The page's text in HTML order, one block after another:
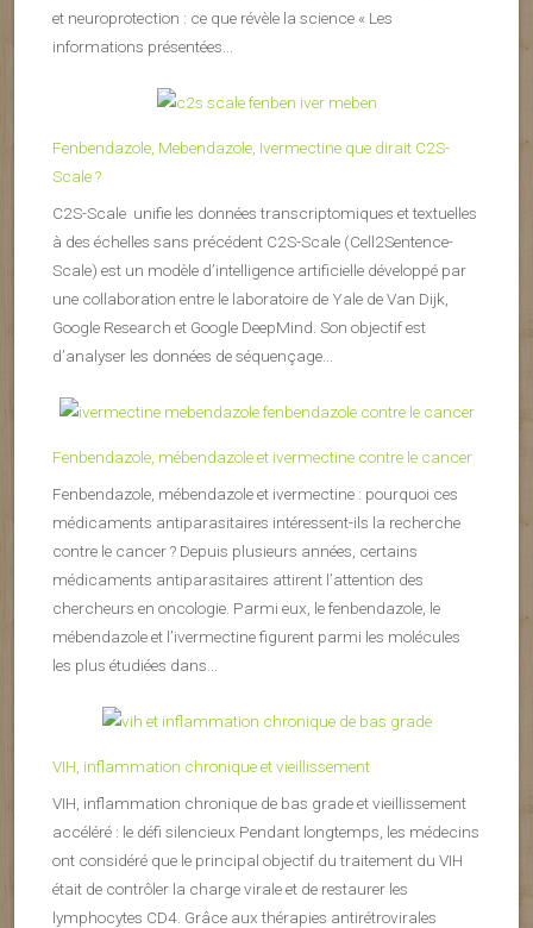
et neuroprotection : ce que révèle la science « Les
informations présentées...
Fenbendazole, Mebendazole, Ivermectine que dirait C2S-
Scale ?
C2S-Scale unifie les données transcriptomiques et textuelles
à des échelles sans précédent C2S-Scale (Cell2Sentence-
Scale) est un modèle d’intelligence artificielle développé par
une collaboration entre le laboratoire de Yale de Van Dijk,
Google Research et Google DeepMind. Son objectif est
d’analyser les données de séquençage...
Fenbendazole, mébendazole et ivermectine contre le cancer
Fenbendazole, mébendazole et ivermectine : pourquoi ces
médicaments antiparasitaires intéressent-ils la recherche
contre le cancer ? Depuis plusieurs années, certains
médicaments antiparasitaires attirent l’attention des
chercheurs en oncologie. Parmi eux, le fenbendazole, le
mébendazole et l’ivermectine figurent parmi les molécules
les plus étudiées dans...
VIH, inflammation chronique et vieillissement
VIH, inflammation chronique de bas grade et vieillissement
accéléré : le défi silencieux Pendant longtemps, les médecins
ont considéré que le principal objectif du traitement du VIH
était de contrôler la charge virale et de restaurer les
lymphocytes CD4. Grâce aux thérapies antirétrovirales